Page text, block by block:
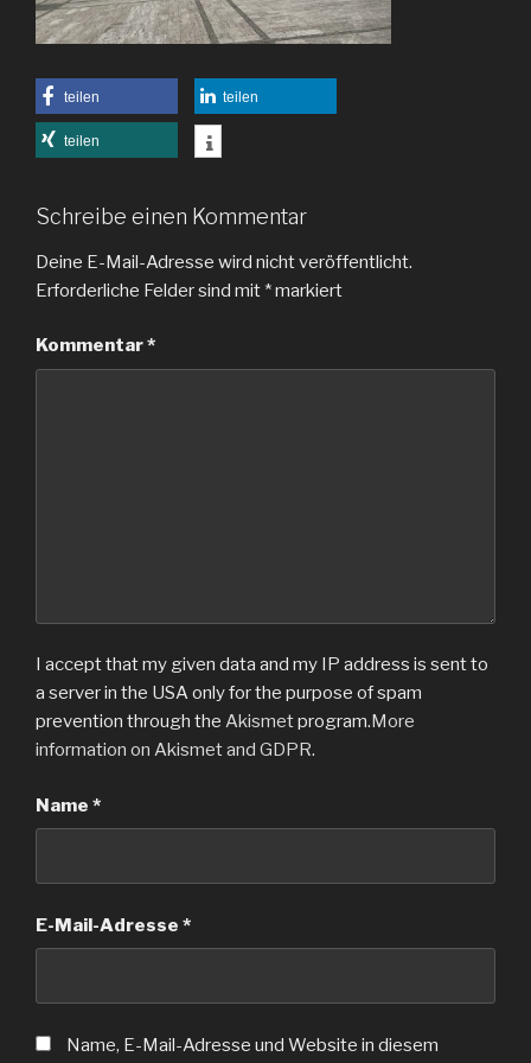
teilen teilen
teilen
Schreibe einen Kommentar
Deine E-Mail-Adresse wird nicht veröffentlicht.
Erforderliche Felder sind mit *markiert
Kommentar*
I accept that my given data and my IP address is sent to
a server in the USA only for the purpose of spam
prevention through the Akismetprogram.More
information on Akismet and GDPR.
Name *
E-Mail-Adresse *
Name, E-Mail-Adresse und Website in diesem